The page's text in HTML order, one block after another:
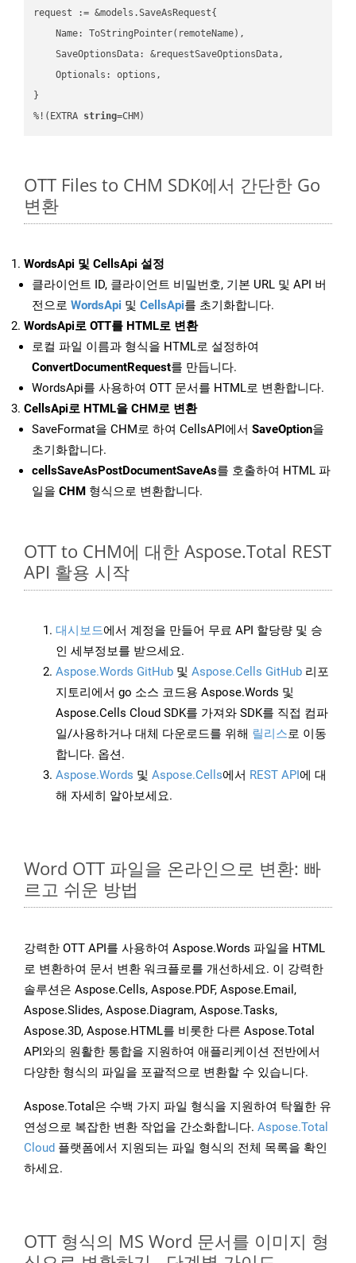
request := &models.SaveAsRequest{
    Name: ToStringPointer(remoteName),
    SaveOptionsData: &requestSaveOptionsData,
    Optionals: options,
}
%!(EXTRA string=CHM)
OTT Files to CHM SDK에서 간단한 Go
변환
WordsApi 및 CellsApi 설정
클라이언트 ID, 클라이언트 비밀번호, 기본 URL 및 API 버
전으로 WordsApi 및 CellsApi를 초기화합니다.
WordsApi로 OTT를 HTML로 변환
로컬 파일 이름과 형식을 HTML로 설정하여
ConvertDocumentRequest를 만듭니다.
WordsApi를 사용하여 OTT 문서를 HTML로 변환합니다.
CellsApi로 HTML을 CHM로 변환
SaveFormat을 CHM로 하여 CellsAPI에서 SaveOption을
초기화합니다.
cellsSaveAsPostDocumentSaveAs를 호출하여 HTML 파
일을 CHM 형식으로 변환합니다.
OTT to CHM에 대한 Aspose.Total REST
API 활용 시작
대시보드에서 계정을 만들어 무료 API 할당량 및 승
인 세부정보를 받으세요.
Aspose.Words GitHub 및 Aspose.Cells GitHub 리포
지토리에서 go 소스 코드용 Aspose.Words 및
Aspose.Cells Cloud SDK를 가져와 SDK를 직접 컴파
일/사용하거나 대체 다운로드를 위해 릴리스로 이동
합니다. 옵션.
Aspose.Words 및 Aspose.Cells에서 REST API에 대
해 자세히 알아보세요.
Word OTT 파일을 온라인으로 변환: 빠
르고 쉬운 방법
강력한 OTT API를 사용하여 Aspose.Words 파일을 HTML
로 변환하여 문서 변환 워크플로를 개선하세요. 이 강력한
솔루션은 Aspose.Cells, Aspose.PDF, Aspose.Email,
Aspose.Slides, Aspose.Diagram, Aspose.Tasks,
Aspose.3D, Aspose.HTML를 비롯한 다른 Aspose.Total
API와의 원활한 통합을 지원하여 애플리케이션 전반에서
다양한 형식의 파일을 포괄적으로 변환할 수 있습니다.
Aspose.Total은 수백 가지 파일 형식을 지원하여 탁월한 유
연성으로 복잡한 변환 작업을 간소화합니다. Aspose.Total
Cloud 플랫폼에서 지원되는 파일 형식의 전체 목록을 확인
하세요.
OTT 형식의 MS Word 문서를 이미지 형